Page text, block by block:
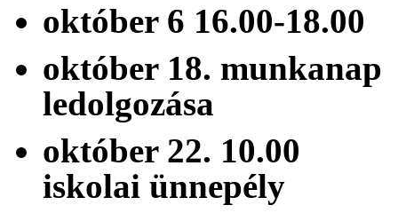
október 6
október 18.
ledolgozása
október 22.
iskolai ünnepély